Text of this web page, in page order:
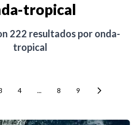
tropical
222 resultados por onda-
tropical
4 ... 8 9